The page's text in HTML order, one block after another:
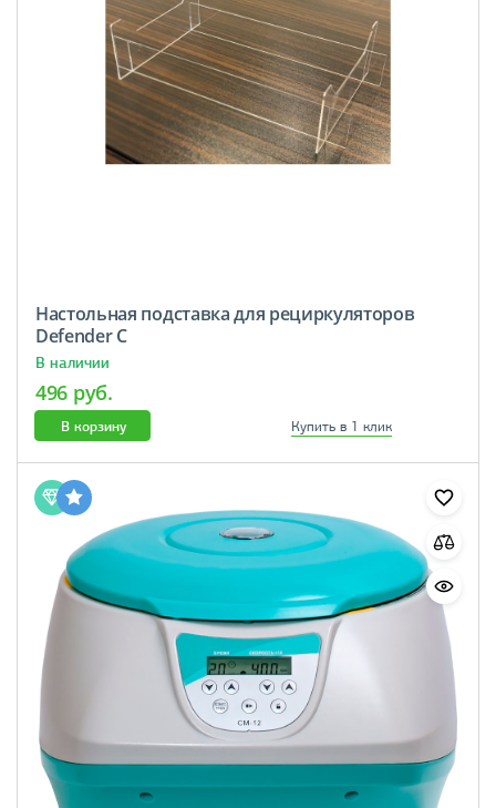
Настольная подставка для рециркуляторов
Defender С
В наличии
496 руб.
В корзину Купить в 1 клик